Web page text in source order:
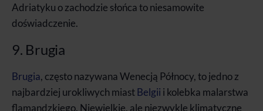
Adriatyku o zachodzie słońca to niesamowite
doświadczenie.
9. Brugia
Brugia, często nazywana Wenecją Północy, to jedno z
najbardziej urokliwych miastBelgii i kolebka malarstwa
flamandzkiego. Niewielkie, ale niezwykle klimatyczne